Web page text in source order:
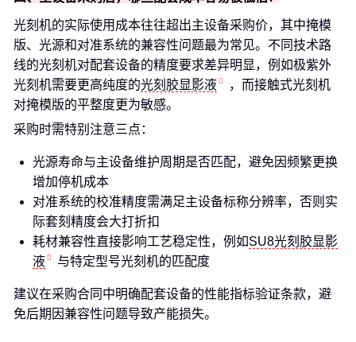
光刻机的实际使用成本往往超出主设备采购价，其中掩模
版、光源和对准系统的兼容性问题最为常见。不同技术路
线的光刻机对配套设备的精度要求差异明显，例如极紫外
光刻机需要更高纯度的光刻胶显影液
，而接触式光刻机
对掩模版的平整度更为敏感。
采购时需特别注意三点：
光源寿命与主设备维护周期是否匹配，避免因频繁更换
增加停机成本
对准系统的校准精度需满足主设备标称分辨率，否则实
际套刻精度会大打折扣
耗材兼容性直接影响工艺稳定性，例如SU8光刻胶显影
液
与特定型号光刻机的匹配度
建议在采购合同中明确配套设备的性能指标验证条款，避
免后期因兼容性问题导致产能损失。